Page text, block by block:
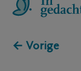
← Vorige